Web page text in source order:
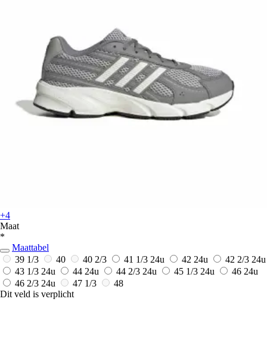
+4
Maat
*
Maattabel
39 1/3
40 40 2/3 41 1/3 24u 42 24u 42 2/3 24u
43 1/3 24u 44 24u 44 2/3 24u 45 1/3 24u 46 24u
46 2/3 24u 47 1/3
48
Dit veld is verplicht